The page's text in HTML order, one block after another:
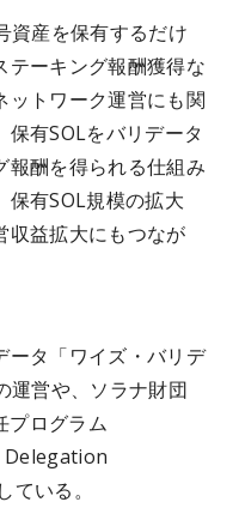
資産を保有するだけ
テーキング報酬獲得な
ットワーク運営にも関
有SOLをバリデータ
報酬を得られる仕組み
保有SOL規模の拡大
収益拡大にもつなが
ータ「ワイズ・バリデ
運営や、ソラナ財団
プログラム
Delegation
いる。